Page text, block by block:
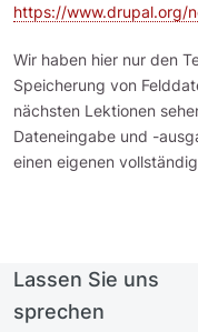
https://www.drupal.org/
Wir haben hier nur den
Speicherung von
nächsten Lektionen
Dateneingabe und -
einen eigenen
Lassen Sie uns
sprechen